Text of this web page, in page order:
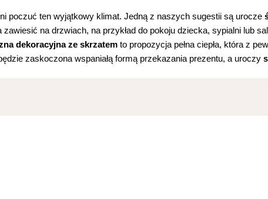
poczuć ten wyjątkowy klimat. Jedną z naszych sugestii są urocze
na drzwiach, na przykład do pokoju dziecka, sypialni lub
dekoracyjna ze skrzatem to propozycja pełna ciepła, która z
zaskoczona wspaniałą formą przekazania prezentu, a uroczy